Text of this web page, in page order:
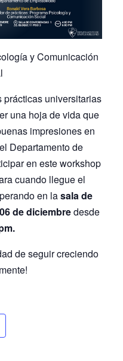
y Comunicación
universitarias
una hoja de vida que
impresiones en
Departamento de
en este workshop
cuando llegue el
en lasala de
06 de diciembredesde
de seguir creciendo